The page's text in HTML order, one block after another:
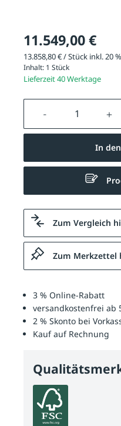
11.549,00 €
13.858,80 € / Stück inkl. 20
Inhalt: 1 Stück
Lieferzeit 40 Werktage
Produkt
In
Zum Vergleich
Zum Merkzettel
3 % Online-Rabatt
versandkostenfrei ab
2 % Skonto bei
Kauf auf Rechnung